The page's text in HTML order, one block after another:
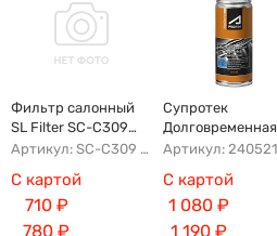
Фильтр салонный
SL Filter SC-C309
(AG854CF)
Артикул: SC-C309 AG854CF 8022021300 8025530000 AFW2992
С картой
710₽
780 ₽
Супротек
Долговременная
Промывка
С картой
1 080₽
1 190₽